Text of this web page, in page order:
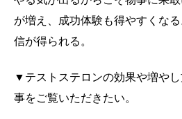
が増え、成功体験も得やすくな
信が得られる。
▼テストステロンの効果や増や
事をご覧いただきたい。